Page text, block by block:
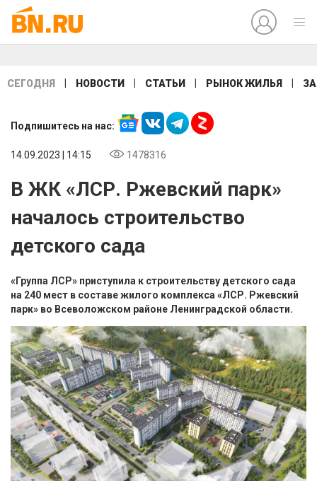
СЕГОДНЯ НОВОСТИ СТАТЬИ РЫНОК ЖИЛЬЯ
Подпишитесь на нас:
14.09.2023 | 14:15 1478316
В ЖК «ЛСР. Ржевский парк»
началось строительство
детского сада
«Группа ЛСР» приступила к строительству детского сада
на 240 мест в составе жилого комплекса «ЛСР. Ржевский
парк» во Всеволожском районе Ленинградской области.